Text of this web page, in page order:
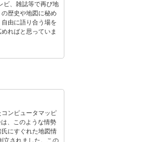
ビ、雑誌等で再び地
歴史や地図に秘め
由に語り合う場を
ればと思っていま
ンピュータマッピ
、このような情勢
にすぐれた地図情
立されました。この